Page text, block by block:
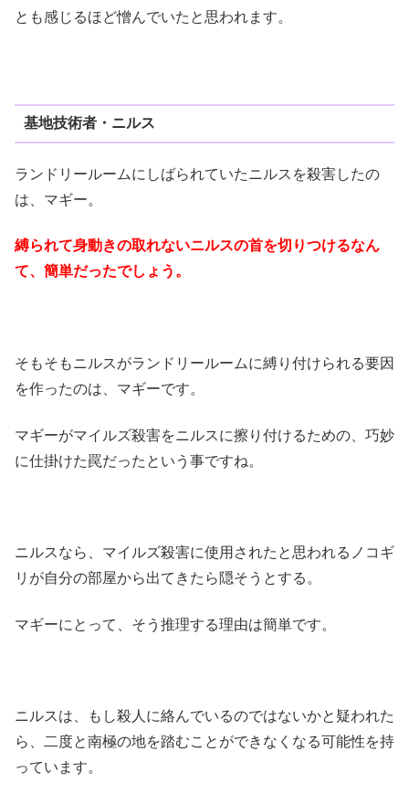
とも感じるほど憎んでいたと思われます。
基地技術者・ニルス
ランドリールームにしばられていたニルスを殺害したの
は、マギー。
縛られて身動きの取れないニルスの首を切りつけるなん
て、簡単だったでしょう。
そもそもニルスがランドリールームに縛り付けられる要因
を作ったのは、マギーです。
マギーがマイルズ殺害をニルスに擦り付けるための、巧妙
に仕掛けた罠だったという事ですね。
ニルスなら、マイルズ殺害に使用されたと思われるノコギ
リが自分の部屋から出てきたら隠そうとする。
マギーにとって、そう推理する理由は簡単です。
ニルスは、もし殺人に絡んでいるのではないかと疑われた
ら、二度と南極の地を踏むことができなくなる可能性を持
っています。